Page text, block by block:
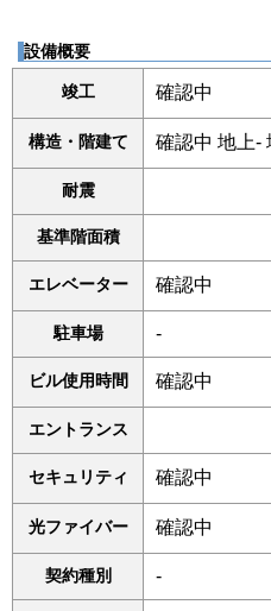
設備概要
竣工 確認中
構造・階建て 確認中 地上-
耐震
基準階面積
エレベーター 確認中
駐車場 -
ビル使用時間 確認中
エントランス
セキュリティ 確認中
光ファイバー 確認中
契約種別 -